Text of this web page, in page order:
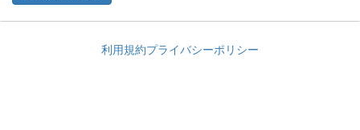
利用規約プライバシーポリシー